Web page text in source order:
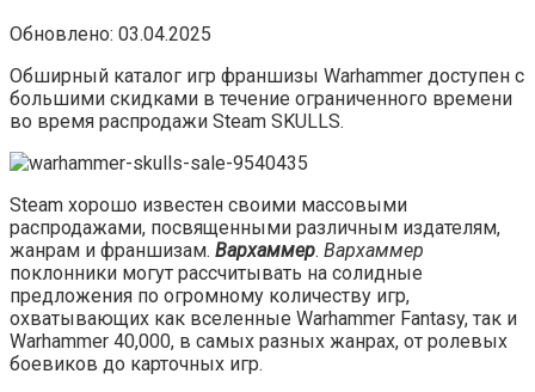
Обновлено: 03.04.2025
Обширный каталог игр франшизы Warhammer доступен с
большими скидками в течение ограниченного времени
во время распродажи Steam SKULLS.
Steam хорошо известен своими массовыми
распродажами, посвященными различным издателям,
жанрам и франшизам. Вархаммер. Вархаммер
поклонники могут рассчитывать на солидные
предложения по огромному количеству игр,
охватывающих как вселенные Warhammer Fantasy, так и
Warhammer 40,000, в самых разных жанрах, от ролевых
боевиков до карточных игр.